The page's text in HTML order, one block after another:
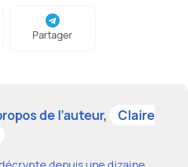
Partager
de l’auteur,
Claire